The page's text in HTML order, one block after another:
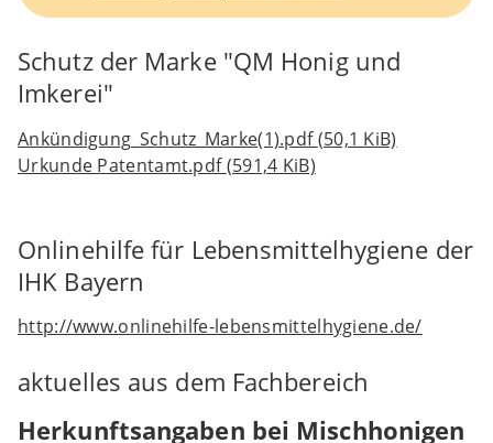
Schutz der Marke "QM Honig und
Imkerei"
Ankündigung_Schutz_Marke(1).pdf(50,1 KiB)
Urkunde Patentamt.pdf(591,4 KiB)
Onlinehilfe für Lebensmittelhygiene der
IHK Bayern
http://www.onlinehilfe-lebensmittelhygiene.de/
aktuelles aus dem Fachbereich
Herkunftsangaben bei Mischhonigen